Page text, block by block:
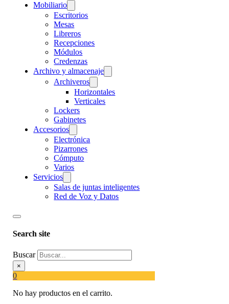
Mobiliario
Escritorios
Mesas
Libreros
Recepciones
Módulos
Credenzas
Archivo y almacenaje
Archiveros
Horizontales
Verticales
Lockers
Gabinetes
Accesorios
Electrónica
Pizarrones
Cómputo
Varios
Servicios
Salas de juntas inteligentes
Red de Voz y Datos
Search site
Buscar
×
0
No hay productos en el carrito.